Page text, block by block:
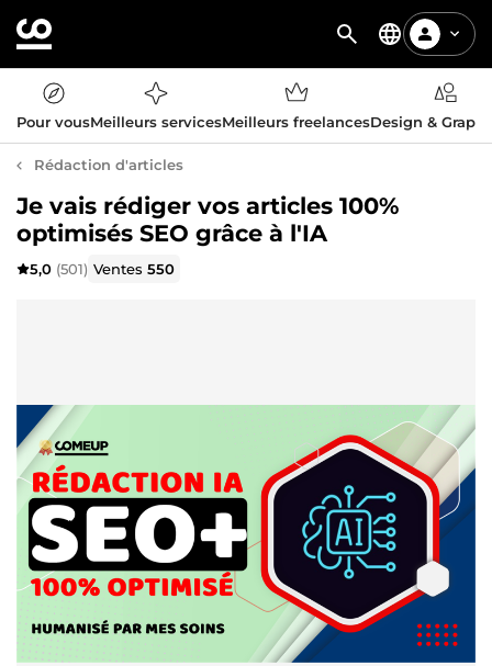
Pour vousMeilleurs servicesMeilleurs freelancesDesign &
Rédaction d'articles
Je vais rédiger vos articles 100%
optimisés SEO grâce à l'IA
5,0 (501) Ventes550